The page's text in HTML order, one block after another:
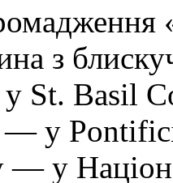
з
у St.
— у
— у